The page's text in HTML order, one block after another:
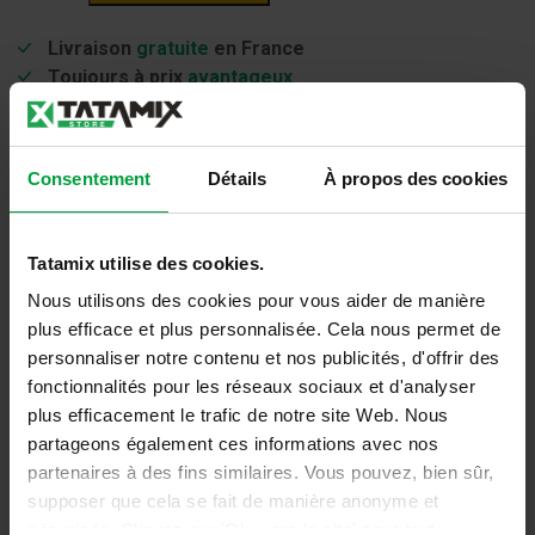
Consentement Détails À propos des cookies
Tatamix utilise des cookies.
Nous utilisons des cookies pour vous aider de manière
plus efficace et plus personnalisée. Cela nous permet de
personnaliser notre contenu et nos publicités, d'offrir des
fonctionnalités pour les réseaux sociaux et d'analyser
plus efficacement le trafic de notre site Web. Nous
partageons également ces informations avec nos
partenaires à des fins similaires. Vous pouvez, bien sûr,
supposer que cela se fait de manière anonyme et
EUROCLASS
-
FR20J
Livraison gratuite en France
Toujours à prixavantageux
Tapis de haute
Service et conseils
Poids 2,5 kg (Each)
Couleurs
Bleu, Bleu Clair, Gris, Gris Clair, Rose,
Rouge, Vert
Conditionnement
Box: 105x105cm, H. max 50cm